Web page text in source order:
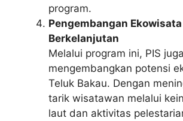
program.
Pengembangan Ekowisata
Berkelanjutan
Melalui program ini, PIS
mengembangkan potensi
Teluk Bakau. Dengan
tarik wisatawan melalui
laut dan aktivitas